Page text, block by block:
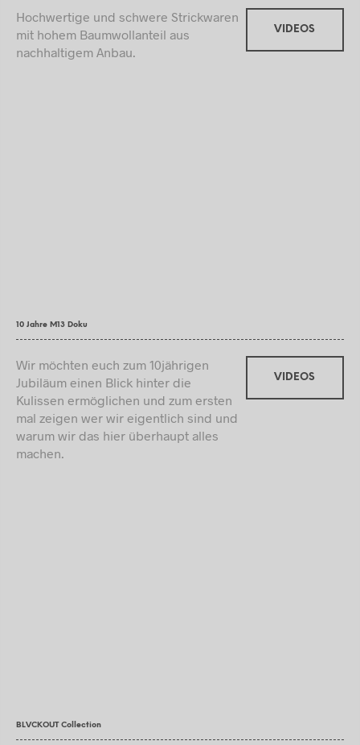
Hochwertige und schwere Strickwaren
mit hohem Baumwollanteil aus
nachhaltigem Anbau.
VIDEOS
10 Jahre M13 Doku
Wir möchten euch zum 10jährigen
Jubiläum einen Blick hinter die
Kulissen ermöglichen und zum ersten
mal zeigen wer wir eigentlich sind und
warum wir das hier überhaupt alles
machen.
VIDEOS
BLVCKOUT Collection